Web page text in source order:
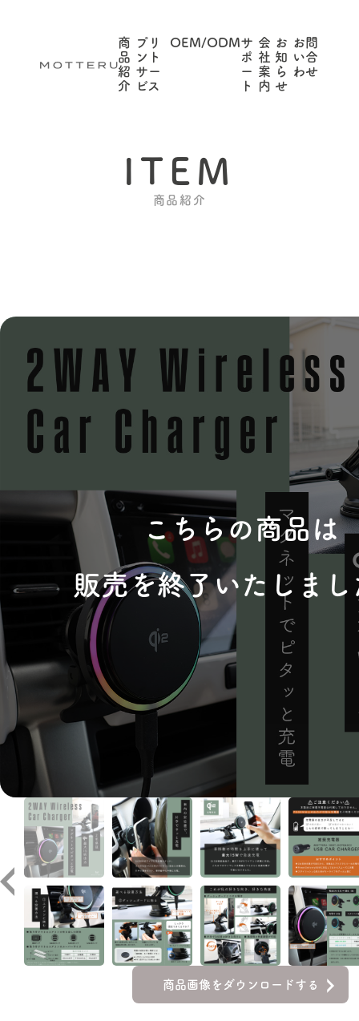
商
品
紹
介
プリ
ント
サー
ビス
OEM/ODMサ
ポ
ー
ト
会
社
案
内
お
知
ら
せ
お問
い合
わせ
ITEM
商品紹介
こちらの商品は
販売を終了いたしまし
商品画像をダウンロードする